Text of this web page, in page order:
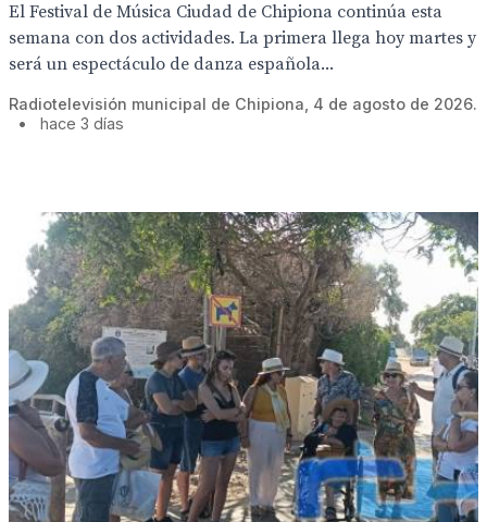
El Festival de Música Ciudad de Chipiona continúa esta
semana con dos actividades. La primera llega hoy martes y
será un espectáculo de danza española...
Radiotelevisión municipal de Chipiona, 4 de agosto de 2026.
•
hace 3 días